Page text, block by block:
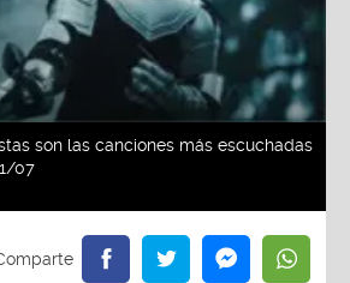
son las canciones más escuchadas
07